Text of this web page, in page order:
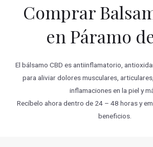
Comprar
en Páramo
El bálsamo CBD es antiinflamatorio,
para aliviar dolores musculares,
inflamaciones en la piel y
Recíbelo ahora dentro de 24 – 48 horas y
beneficios.